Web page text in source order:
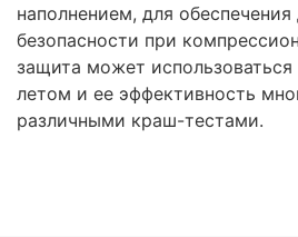
наполнением, для
безопасности при
защита может
летом и ее эффективность
различными краш-тестами.